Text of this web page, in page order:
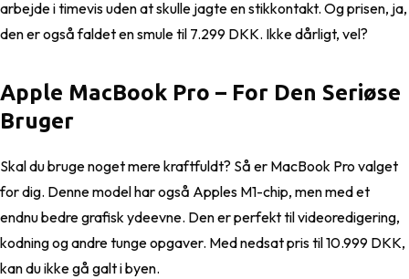
arbejde i timevis uden at skulle jagte en stikkontakt. Og prisen, ja,
den er også faldet en smule til 7.299 DKK. Ikke dårligt, vel?
Apple MacBook Pro – For Den Seriøse
Bruger
Skal du bruge noget mere kraftfuldt? Så er MacBook Pro valget
for dig. Denne model har også Apples M1-chip, men med et
endnu bedre grafisk ydeevne. Den er perfekt til videoredigering,
kodning og andre tunge opgaver. Med nedsat pris til 10.999 DKK,
kan du ikke gå galt i byen.